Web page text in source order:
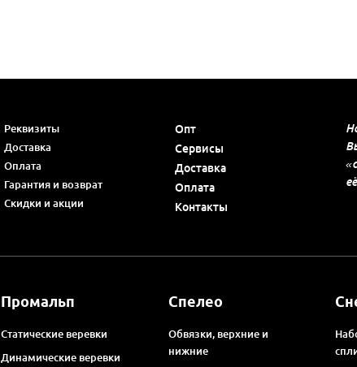
Реквизиты
Доставка
Оплата
Гарантия и возврат
Скидки и акции
Опт
Сервисы
Доставка
Оплата
Контакты
Промальп
Статические веревки
Динамические веревки
Спелео
Обвязки, верхние и
нижние